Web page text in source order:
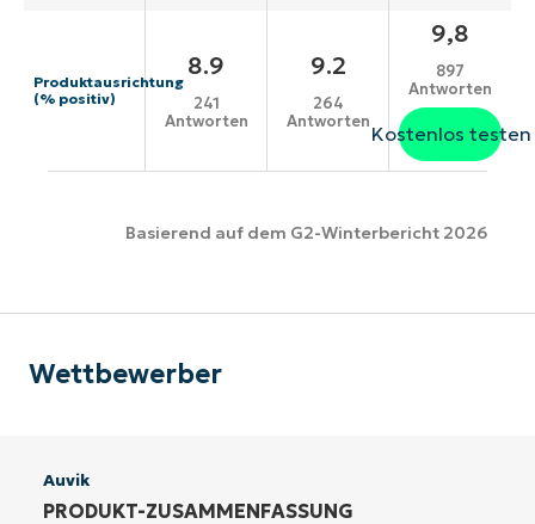
Produktausrichtung
(% positiv)
8.9
241
Antworten
9.2
264
Antworten
9,8
897
Antworten
Kostenlos testen
Basierend auf dem G2-Winterbericht 2026
Wettbewerber
Auvik
PRODUKT-ZUSAMMENFASSUNG